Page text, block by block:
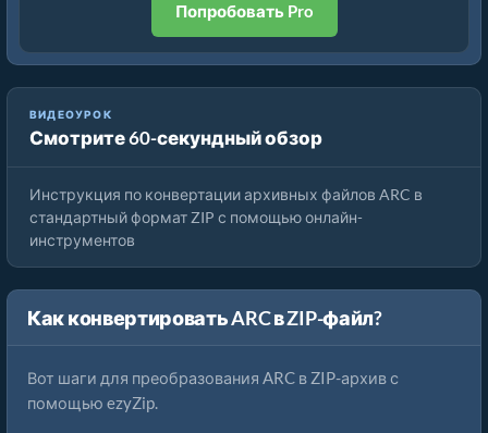
Попробовать Pro
ВИДЕОУРОК
Смотрите 60-секундный обзор
Как Конвертировать ARC в ZIP Онлайн Бесплатно
Инструкция по конвертации архивных файлов ARC в
стандартный формат ZIP с помощью онлайн-
инструментов
Как конвертировать ARC в ZIP-файл?
Вот шаги для преобразования ARC в ZIP-архив с
помощью ezyZip.